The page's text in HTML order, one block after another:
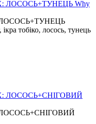
тобіко, лосось, тунець